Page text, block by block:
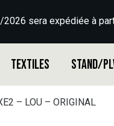
sera expédiée à
Textiles Stand/
– LOU – ORIGINAL